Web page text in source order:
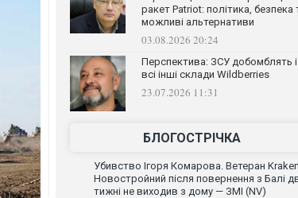
ракет Patriot: політика, безпека
можливі альтернативи
03.08.2026 20:24
Перспектива: ЗСУ добомблять і
всі інші склади Wildberries
23.07.2026 11:31
БЛОГОСТРІЧКА
Убивство Ігоря Комарова. Ветеран Kraken
Новостройний після повернення з Балі
тижні не виходив з дому — ЗМІ (NV)